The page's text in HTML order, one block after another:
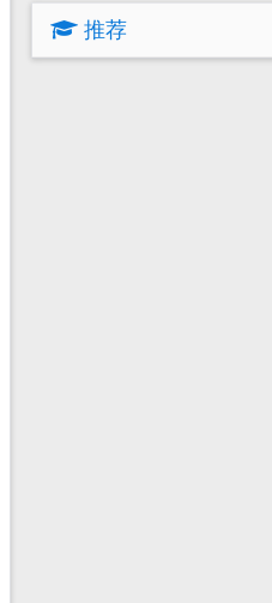
推荐